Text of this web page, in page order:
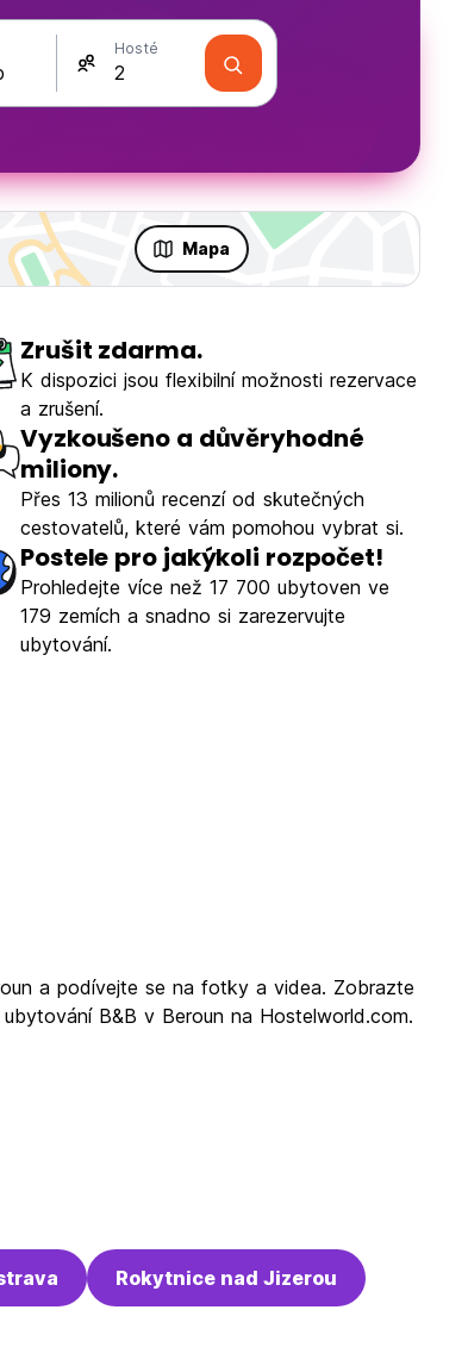
Hosté
Mapa
Zrušit zdarma.
K dispozici jsou flexibilní možnosti rezervace
a zrušení.
Vyzkoušeno a důvěryhodné
miliony.
Přes 13 milionů recenzí od skutečných
cestovatelů, které vám pomohou vybrat si.
Postele pro jakýkoli rozpočet!
Prohledejte více než 17 700 ubytoven ve
179 zemích a snadno si zarezervujte
ubytování.
a podívejte se na fotky a videa. Zobrazte
B&B v Beroun na Hostelworld.com.
Rokytnice nad Jizerou